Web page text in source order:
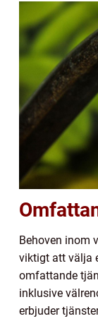
Behoven inom
viktigt att välja
omfattande
inklusive
erbjuder